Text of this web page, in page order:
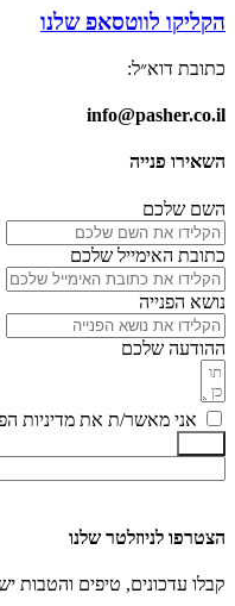
הקליקו לווטסאפ שלנו
כתובת דוא״ל:
info@pasher.co.il
השאירו פנייה
השם שלכם
כתובת האימייל שלכם
נושא הפנייה
ההודעה שלכם
אני מאשר/ת את מדיניות
הצטרפו לניוזלטר שלנו
קבלו עדכונים, טיפים והטבות